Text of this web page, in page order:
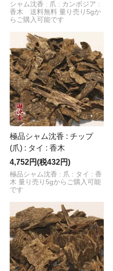
シャム沈香 : 爪 : カンボジア :
香木 送料無料 量り売り5gか
らご購入可能です
極品シャム沈香 : チップ
(爪) : タイ : 香木
4,752円(税432円)
極品シャム沈香 : 爪 : タイ : 香
木 量り売り5gからご購入可能
です